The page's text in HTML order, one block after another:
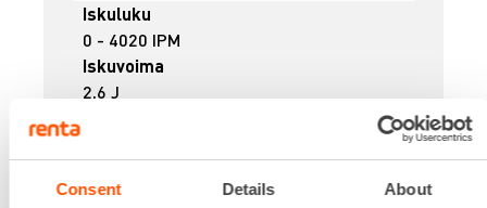
Consent Details About
Iskuluku
0 - 4020 IPM
Iskuvoima
2,6 J
720 W